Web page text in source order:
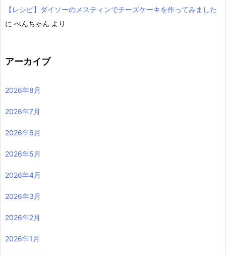
【レシピ】ダイソーのメスティンでチーズケーキを作ってみました
に べんちゃん より
アーカイブ
2026年8月
2026年7月
2026年6月
2026年5月
2026年4月
2026年3月
2026年2月
2026年1月